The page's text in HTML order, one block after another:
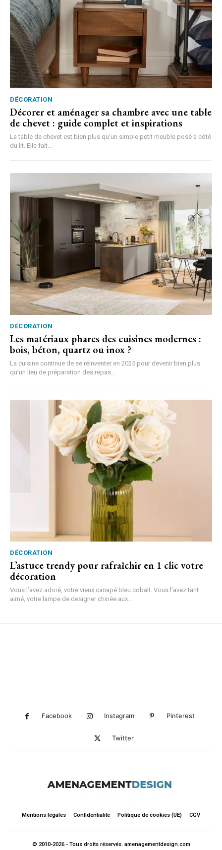
DÉCORATION
Décorer et aménager sa chambre avec une table
de chevet : guide complet et inspirations
La table de chevet est bien plus qu’un simple petit meuble posé à côté
du lit. Elle fait...
DÉCORATION
Les matériaux phares des cuisines modernes :
bois, béton, quartz ou inox ?
La cuisine continue de se réinventer en 2025 pour devenir bien plus
qu’un lieu de préparation des repas...
DÉCORATION
L’astuce trendy pour rafraîchir en 1 clic votre
décoration
Vous l’avez adoré, votre vieux canapé bleu cobalt. Vous l’avez tant
aimé, votre lampe de designer chinée aux...
Facebook Instagram Pinterest
Twitter
Mentions légales Confidentialité Politique de cookies (UE) CGV
© 2010-2026 - Tous droits réservés. amenagementdesign.com